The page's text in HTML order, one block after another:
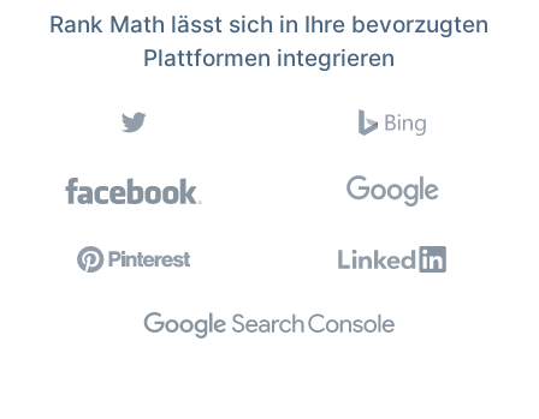
Rank Math lässt sich in Ihre bevorzugten
Plattformen integrieren